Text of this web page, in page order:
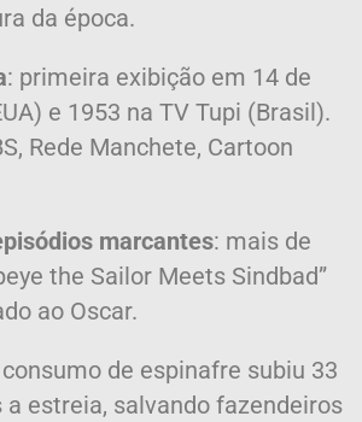
da época.
: primeira exibição em 14 de
e 1953 na TV Tupi (Brasil).
Rede Manchete, Cartoon
marcantes: mais de
the Sailor Meets Sindbad”
ao Oscar.
de espinafre subiu 33
a estreia, salvando fazendeiros